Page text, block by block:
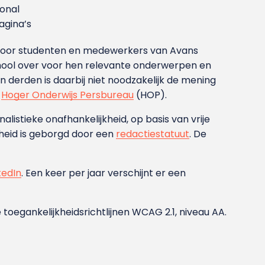
studenten en medewerkers van Avans
over voor hen relevante onderwerpen en
is daarbij niet noodzakelijk de mening
Hoger Onderwijs Persbureau (HOP).
onafhankelijkheid, op basis van vrije
is geborgd door een redactiestatuut. De
. Een keer per jaar verschijnt er een
WCAG 2.1, niveau AA.